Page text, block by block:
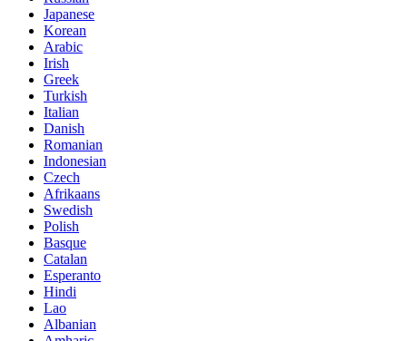
Japanese
Korean
Arabic
Irish
Greek
Turkish
Italian
Danish
Romanian
Indonesian
Czech
Afrikaans
Swedish
Polish
Basque
Catalan
Esperanto
Hindi
Lao
Albanian